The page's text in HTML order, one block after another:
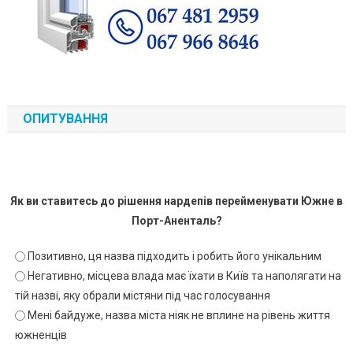
ОПИТУВАННЯ
Як ви ставитесь до рішення нардепів перейменувати Южне в
Порт-Аненталь?
Позитивно, ця назва підходить і робить його унікальним
Негативно, місцева влада має їхати в Київ та наполягати на
тій назві, яку обрали містяни під час голосування
Мені байдуже, назва міста ніяк не вплине на рівень життя
южненців